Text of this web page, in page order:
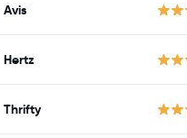
Avis
Hertz
Thrifty